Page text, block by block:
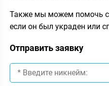
Также мы можем помочь с
если он был украден или
Отправить заявку